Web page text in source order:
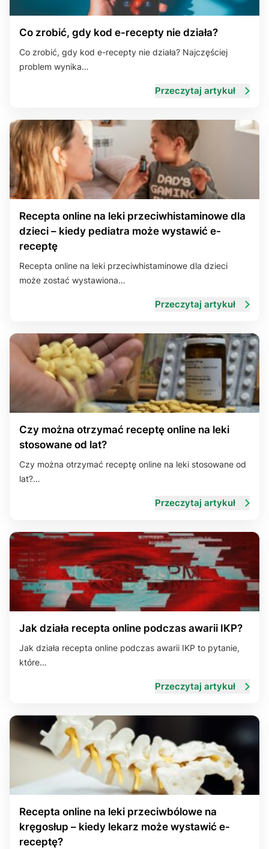
Co zrobić, gdy kod e-recepty nie działa?
Co zrobić, gdy kod e-recepty nie działa? Najczęściej
problem wynika…
Przeczytaj artykuł
Recepta online na leki przeciwhistaminowe dla
dzieci – kiedy pediatra może wystawić e-
receptę
Recepta online na leki przeciwhistaminowe dla dzieci
może zostać wystawiona…
Przeczytaj artykuł
Czy można otrzymać receptę online na leki
stosowane od lat?
Czy można otrzymać receptę online na leki stosowane od
lat?…
Przeczytaj artykuł
Jak działa recepta online podczas awarii IKP?
Jak działa recepta online podczas awarii IKP to pytanie,
które…
Przeczytaj artykuł
Recepta online na leki przeciwbólowe na
kręgosłup – kiedy lekarz może wystawić e-
receptę?